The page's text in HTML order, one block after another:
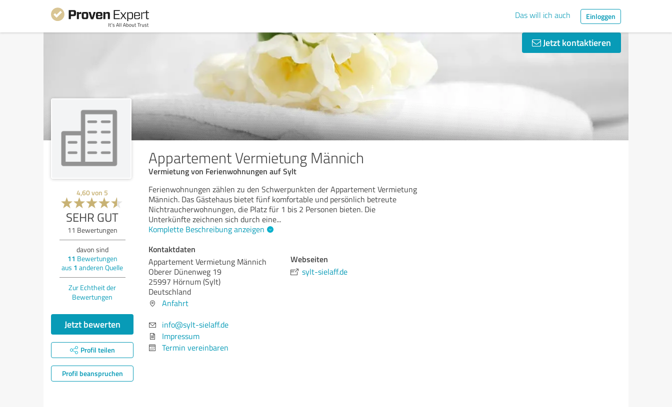
Das will ich auch Einloggen
Jetzt kontaktieren
Appartement Vermietung Männich
Vermietung von Ferienwohnungen auf Sylt
4,60von 5
SEHR GUT
11 Bewertungen
davon sind
11 Bewertungen
aus 1 anderen Quelle
Zur Echtheit der
Bewertungen
Jetzt bewerten
Profil teilen
Profil beanspruchen
Ferienwohnungen zählen zu den Schwerpunkten der Appartement Vermietung
Männich. Das Gästehaus bietet fünf komfortable und persönlich betreute
Nichtraucherwohnungen, die Platz für 1 bis 2 Personen bieten. Die
Unterkünfte zeichnen sich durch eine...
Komplette Beschreibung anzeigen
Kontaktdaten
Appartement Vermietung Männich
Oberer Dünenweg 19
25997 Hörnum (Sylt)
Deutschland
Anfahrt
info@sylt-sielaff.de
Impressum
Termin vereinbaren
Webseiten
sylt-sielaff.de